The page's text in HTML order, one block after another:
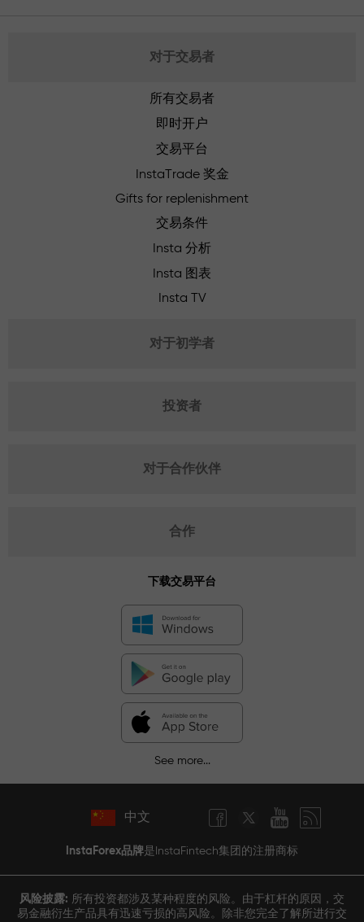
对于交易者
所有交易者
即时开户
交易平台
InstaTrade 奖金
Gifts for replenishment
交易条件
Insta 分析
Insta 图表
Insta TV
对于初学者
投资者
对于合作伙伴
合作
下载交易平台
See more...
中文
InstaForex品牌是InstaFintech集团的注册商标
风险披露: 所有投资都涉及某种程度的风险。由于杠杆的原因，交
易金融衍生产品具有迅速亏损的高风险。除非您完全了解所进行交